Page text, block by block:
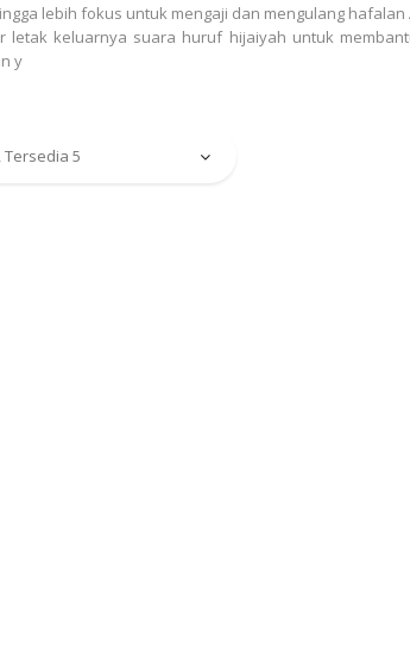
lebih fokus untuk mengaji dan mengulang hafalan
letak keluarnya suara huruf hijaiyah untuk
y